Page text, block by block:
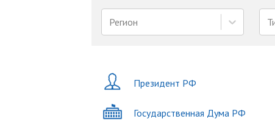
Регион
Президент РФ
Государственная Дума РФ